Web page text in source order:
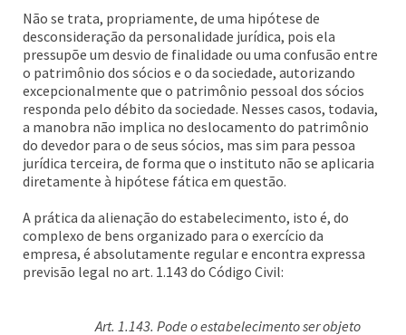
Não se trata, propriamente, de uma hipótese de
desconsideração da personalidade jurídica, pois ela
pressupõe um desvio de finalidade ou uma confusão entre
o patrimônio dos sócios e o da sociedade, autorizando
excepcionalmente que o patrimônio pessoal dos sócios
responda pelo débito da sociedade. Nesses casos, todavia,
a manobra não implica no deslocamento do patrimônio
do devedor para o de seus sócios, mas sim para pessoa
jurídica terceira, de forma que o instituto não se aplicaria
diretamente à hipótese fática em questão.
A prática da alienação do estabelecimento, isto é, do
complexo de bens organizado para o exercício da
empresa, é absolutamente regular e encontra expressa
previsão legal no art. 1.143 do Código Civil:
Art. 1.143. Pode o estabelecimento ser objeto